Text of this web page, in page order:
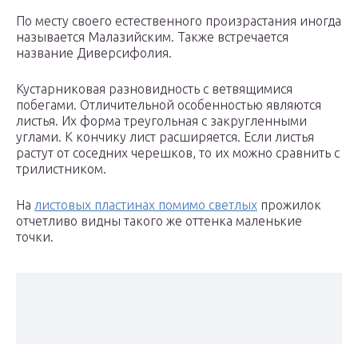
По месту своего естественного произрастания иногда
называется Малазийским. Также встречается
название Диверсифолия.
Кустарниковая разновидность с ветвящимися
побегами. Отличительной особенностью являются
листья. Их форма треугольная с закругленными
углами. К кончику лист расширяется. Если листья
растут от соседних черешков, то их можно сравнить с
трилистником.
На листовых пластинах помимо светлых прожилок
отчетливо видны такого же оттенка маленькие
точки.